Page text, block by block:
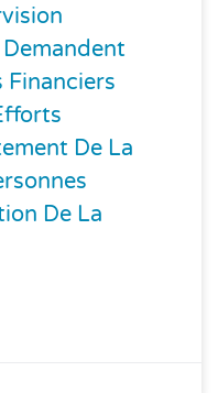
Demandent
Financiers
De La
De La